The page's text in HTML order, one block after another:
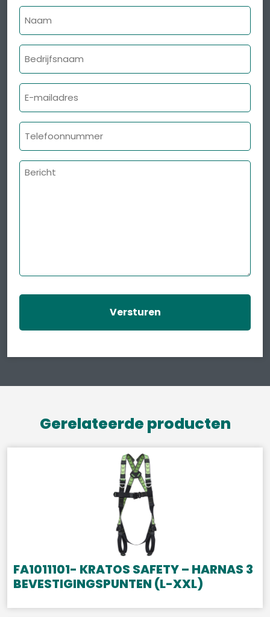
Naam
Bedrijfsnaam
E-
mailadres
Telefoonnummer
Bericht
Gerelateerde producten
FA1011101- KRATOS SAFETY – HARNAS 3
BEVESTIGINGSPUNTEN (L-XXL)